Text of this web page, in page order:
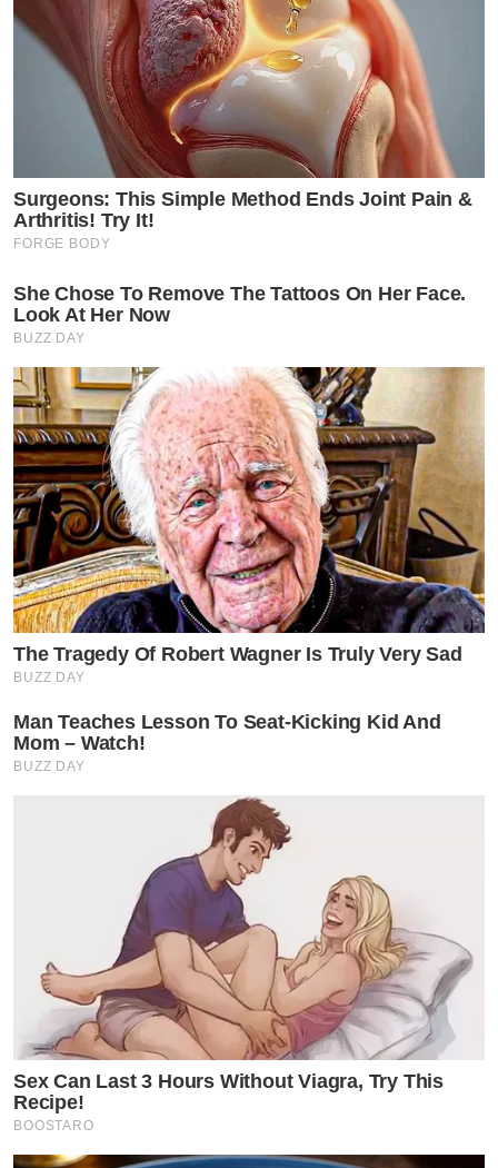
Surgeons: This Simple Method Ends Joint Pain &
Arthritis! Try It!
FORGE BODY
She Chose To Remove The Tattoos On Her Face.
Look At Her Now
BUZZ DAY
The Tragedy Of Robert Wagner Is Truly Very Sad
BUZZ DAY
Man Teaches Lesson To Seat-Kicking Kid And
Mom – Watch!
BUZZ DAY
Sex Can Last 3 Hours Without Viagra, Try This
Recipe!
BOOSTARO